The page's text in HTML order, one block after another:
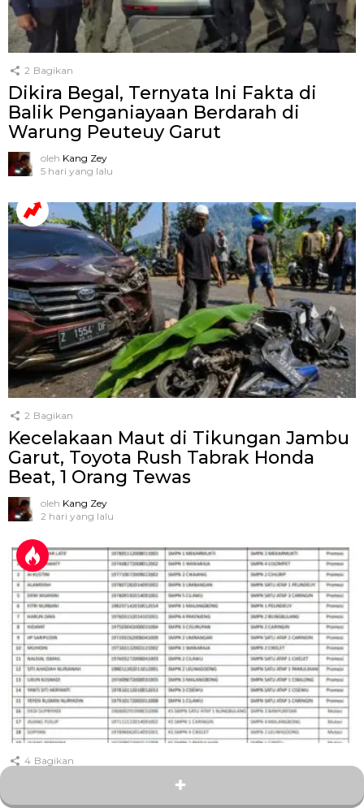
2 Bagikan
Dikira Begal, Ternyata Ini Fakta di
Balik Penganiayaan Berdarah di
Warung Peuteuy Garut
oleh Kang Zey
5 hari yang lalu
2 Bagikan
Kecelakaan Maut di Tikungan Jambu
Garut, Toyota Rush Tabrak Honda
Beat, 1 Orang Tewas
oleh Kang Zey
2 hari yang lalu
4 Bagikan
Rotasi dan Promosi Kepala SMP
Negeri di Garut Bergulir, Ini Daftar